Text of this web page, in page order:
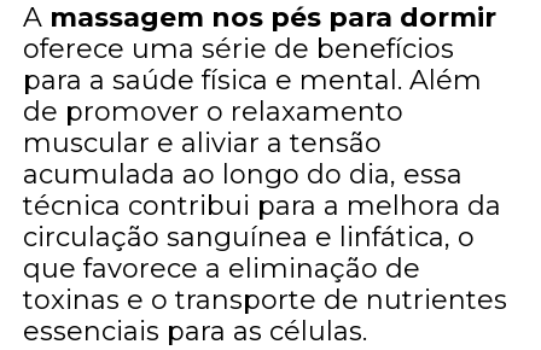
A massagem nos pés para dormir
oferece uma série de benefícios
para a saúde física e mental. Além
de promover o relaxamento
muscular e aliviar a tensão
acumulada ao longo do dia, essa
técnica contribui para a melhora da
circulação sanguínea e linfática, o
que favorece a eliminação de
toxinas e o transporte de nutrientes
essenciais para as células.